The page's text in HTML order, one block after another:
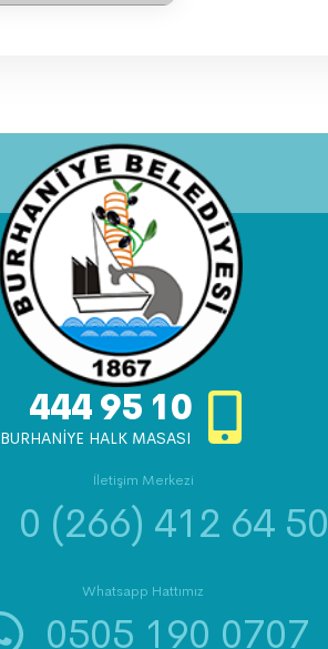
444 95 10
BURHANİYE HALK MASASI
İletişim Merkezi
0 (266) 412 64 50
Whatsapp Hattımız
0505 190 0707